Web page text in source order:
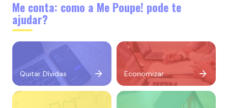
Me conta: como a Me Poupe! pode te
ajudar?
Quitar Dívidas Economizar